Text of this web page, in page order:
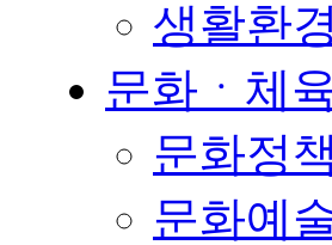
생활환
문화ㆍ체
문화정
문화예